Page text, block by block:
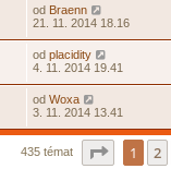
od Braenn
21. 11. 2014 18.16
od placidity
4. 11. 2014 19.41
od Woxa
3. 11. 2014 13.41
435 témat Stránka
1 2